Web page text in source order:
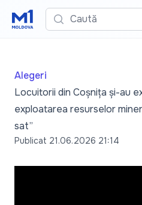
Caută
Alegeri
Locuitorii din Coșnița și-au
exploatarea resurselor
sat”
Publicat 21.06.2026 21:14